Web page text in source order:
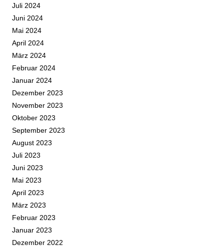
Juli 2024
Juni 2024
Mai 2024
April 2024
März 2024
Februar 2024
Januar 2024
Dezember 2023
November 2023
Oktober 2023
September 2023
August 2023
Juli 2023
Juni 2023
Mai 2023
April 2023
März 2023
Februar 2023
Januar 2023
Dezember 2022